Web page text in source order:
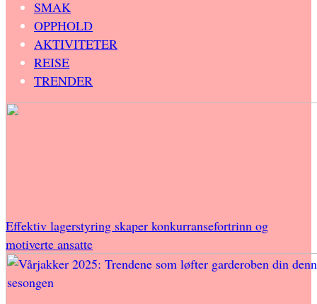
SMAK
OPPHOLD
AKTIVITETER
REISE
TRENDER
Effektiv lagerstyring skaper konkurransefortrinn og
motiverte ansatte